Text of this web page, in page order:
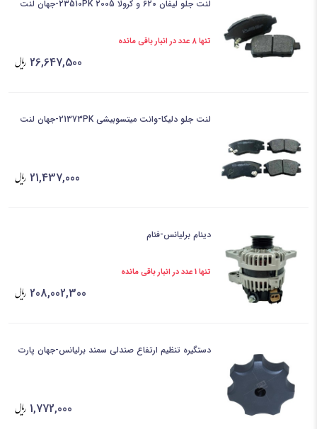
لنت جلو لیفان 620 و کرولا 2005 23510PK-جهان لنت
تنها 8 عدد در انبار باقی مانده
26,647,500
لنت جلو دلیکا-وانت میتسوبیشی 21373PK-جهان لنت
21,437,000
دینام برلیانس-فنام
تنها 1 عدد در انبار باقی مانده
208,002,300
دستگیره تنظیم ارتفاع صندلی سمند برلیانس-جهان پارت
1,772,000